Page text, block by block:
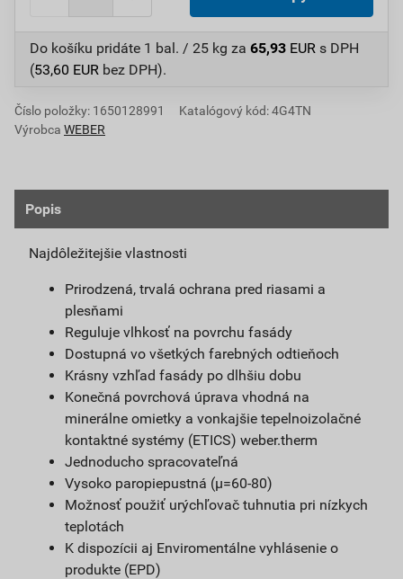
Do košíku pridáte 1 bal. / 25 kg za 65,93 EUR s DPH
(53,60 EUR bez DPH).
Číslo položky: 1650128991
Katalógový kód: 4G4TN
Výrobca WEBER
Popis
Najdôležitejšie vlastnosti
Prirodzená, trvalá ochrana pred riasami a
plesňami
Reguluje vlhkosť na povrchu fasády
Dostupná vo všetkých farebných odtieňoch
Krásny vzhľad fasády po dlhšiu dobu
Konečná povrchová úprava vhodná na
minerálne omietky a vonkajšie tepelnoizolačné
kontaktné systémy (ETICS) weber.therm
Jednoducho spracovateľná
Vysoko paropiepustná (µ=60-80)
Možnosť použiť urýchľovač tuhnutia pri nízkych
teplotách
K dispozícii aj Enviromentálne vyhlásenie o
produkte (EPD)